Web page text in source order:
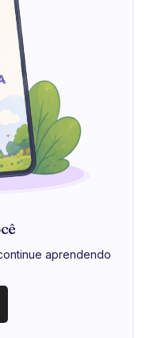
aprendendo